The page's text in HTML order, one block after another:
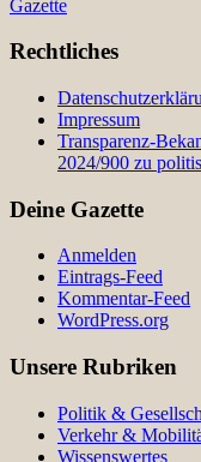
Gazette
Rechtliches
Impressum
Transparenz-
2024/900 zu
Deine Gazette
Anmelden
Eintrags-Feed
Kommentar-Feed
WordPress.org
Unsere Rubriken
Politik &
Verkehr &
Wissenswertes